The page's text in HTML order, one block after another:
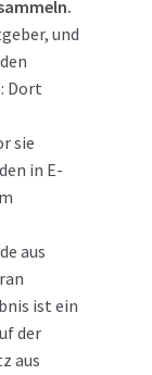
und
Dort
sie
in E-
aus
ist ein
der
aus